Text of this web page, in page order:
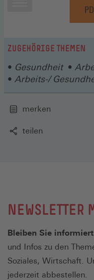
ZUGEHÖRIGE THEMEN
Gesundheit
Arbeits-/
merken
teilen
NEWSLETTER
Bleiben Sie
und Infos zu den
Soziales, Wirtschaft.
jederzeit abbestellen.